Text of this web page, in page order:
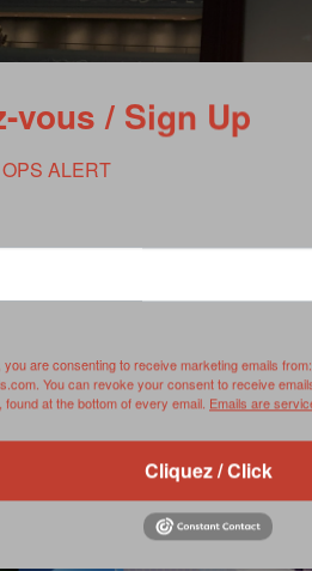
GIGN À MILIPOL :
Linda Verhaeghe – En plein coeur
la sûreté et de la sécurité, le
de la gendarmerie
vous / Sign Up
ALERT
are consenting to receive marketing emails
You can revoke your consent to receive
at the bottom of every email. Emails are
Cliquez / Click